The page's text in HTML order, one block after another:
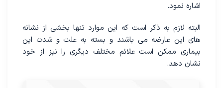
اشاره نمود.
البته لازم به ذکر است که این موارد تنها بخشی از نشانه
های این عارضه می باشند و بسته به علت و شدت این
بیماری ممکن است علائم مختلف دیگری را نیز از خود
نشان دهد.